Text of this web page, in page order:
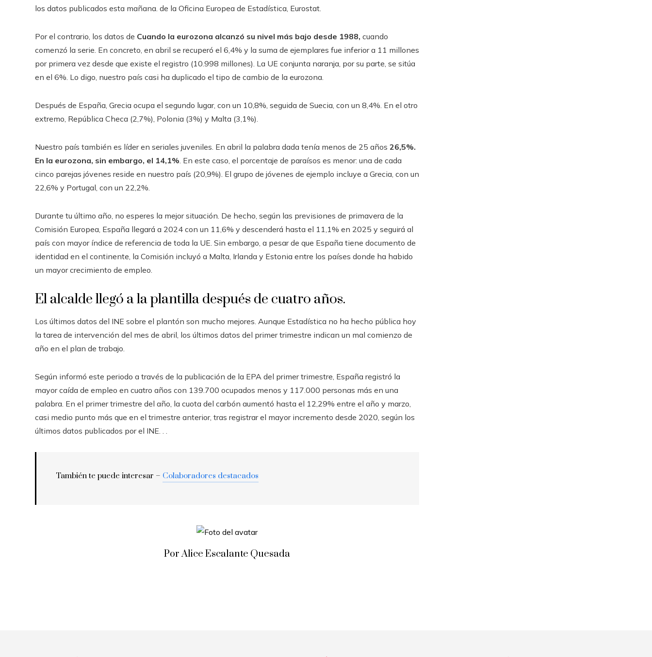
los datos publicados esta mañana. de la Oficina Europea de Estadística, Eurostat.
Por el contrario, los datos de Cuando la eurozona alcanzó su nivel más bajo desde 1988, cuando
comenzó la serie. En concreto, en abril se recuperó el 6,4% y la suma de ejemplares fue inferior a 11 millones
por primera vez desde que existe el registro (10.998 millones). La UE conjunta naranja, por su parte, se sitúa
en el 6%. Lo digo, nuestro país casi ha duplicado el tipo de cambio de la eurozona.
Después de España, Grecia ocupa el segundo lugar, con un 10,8%, seguida de Suecia, con un 8,4%. En el otro
extremo, República Checa (2,7%), Polonia (3%) y Malta (3,1%).
Nuestro país también es líder en seriales juveniles. En abril la palabra dada tenía menos de 25 años 26,5%.
En la eurozona, sin embargo, el 14,1% . En este caso, el porcentaje de paraísos es menor: una de cada
cinco parejas jóvenes reside en nuestro país (20,9%). El grupo de jóvenes de ejemplo incluye a Grecia, con un
22,6% y Portugal, con un 22,2%.
Durante tu último año, no esperes la mejor situación. De hecho, según las previsiones de primavera de la
Comisión Europea, España llegará a 2024 con un 11,6% y descenderá hasta el 11,1% en 2025 y seguirá al
país con mayor índice de referencia de toda la UE. Sin embargo, a pesar de que España tiene documento de
identidad en el continente, la Comisión incluyó a Malta, Irlanda y Estonia entre los países donde ha habido
un mayor crecimiento de empleo.
El alcalde llegó a la plantilla después de cuatro años.
Los últimos datos del INE sobre el plantón son mucho mejores. Aunque Estadística no ha hecho pública hoy
la tarea de intervención del mes de abril, los últimos datos del primer trimestre indican un mal comienzo de
año en el plan de trabajo.
Según informó este periodo a través de la publicación de la EPA del primer trimestre, España registró la
mayor caída de empleo en cuatro años con 139.700 ocupados menos y 117.000 personas más en una
palabra. En el primer trimestre del año, la cuota del carbón aumentó hasta el 12,29% entre el año y marzo,
casi medio punto más que en el trimestre anterior, tras registrar el mayor incremento desde 2020, según los
últimos datos publicados por el INE. . .
También te puede interesar – Colaboradores destacados
Por Alice Escalante Quesada